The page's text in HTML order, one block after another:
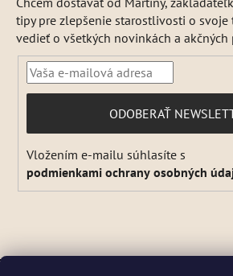
tipy pre zlepšenie starostlivosti o svoje
vedieť o všetkých novinkách a
PRIHLÁSIŤ
SA
ODOBERAŤ
Vložením e-mailu súhlasíte s
podmienkami ochrany osobných